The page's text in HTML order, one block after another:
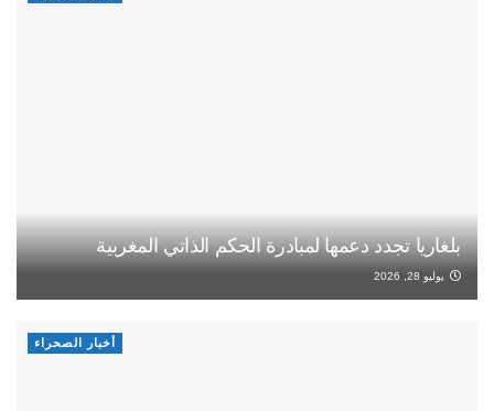
بلغاريا تجدد دعمها لمبادرة الحكم الذاتي المغربية
يوليو 28, 2026
أخبار الصحراء